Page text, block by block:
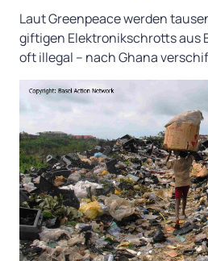
Laut Greenpeace werden
giftigen Elektronikschrotts aus
oft illegal – nach Ghana